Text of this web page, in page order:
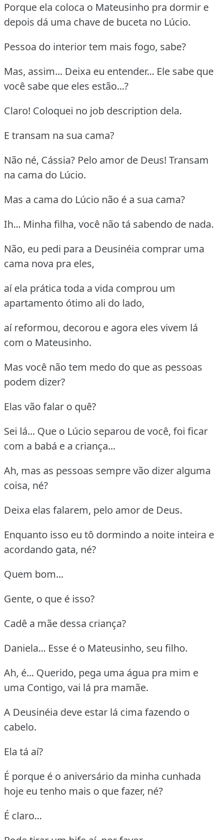
Porque ela coloca o Mateusinho pra dormir e
depois dá uma chave de buceta no Lúcio.
Pessoa do interior tem mais fogo, sabe?
Mas, assim... Deixa eu entender... Ele sabe que
você sabe que eles estão...?
Claro! Coloquei no job description dela.
E transam na sua cama?
Não né, Cássia? Pelo amor de Deus! Transam
na cama do Lúcio.
Mas a cama do Lúcio não é a sua cama?
Ih... Minha filha, você não tá sabendo de nada.
Não, eu pedi para a Deusinéia comprar uma
cama nova pra eles,
aí ela prática toda a vida comprou um
apartamento ótimo ali do lado,
aí reformou, decorou e agora eles vivem lá
com o Mateusinho.
Mas você não tem medo do que as pessoas
podem dizer?
Elas vão falar o quê?
Sei lá... Que o Lúcio separou de você, foi ficar
com a babá e a criança...
Ah, mas as pessoas sempre vão dizer alguma
coisa, né?
Deixa elas falarem, pelo amor de Deus.
Enquanto isso eu tô dormindo a noite inteira e
acordando gata, né?
Quem bom...
Gente, o que é isso?
Cadê a mãe dessa criança?
Daniela... Esse é o Mateusinho, seu filho.
Ah, é... Querido, pega uma água pra mim e
uma Contigo, vai lá pra mamãe.
A Deusinéia deve estar lá cima fazendo o
cabelo.
Ela tá aí?
É porque é o aniversário da minha cunhada
hoje eu tenho mais o que fazer, né?
É claro...